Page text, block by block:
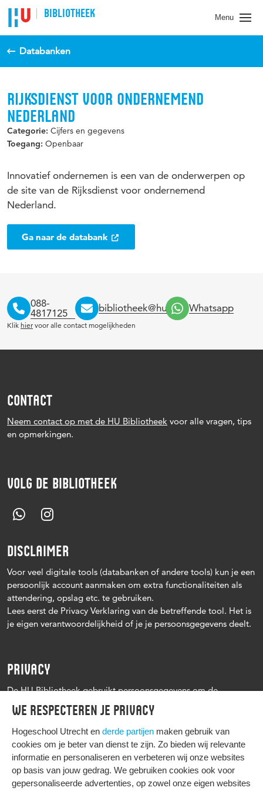
We respecteren je privacy
Hogeschool Utrecht en derde partijen maken gebruik van
cookies om je beter van dienst te zijn. Zo bieden wij relevante
informatie en personaliseren en verbeteren wij onze websites
op basis van jouw gedrag. We gebruiken cookies ook voor
gepersonaliseerde advertenties, op zowel onze eigen websites
BIBLIOTHEEK Menu
Databanken
RIJKSDIENST VOOR ONDERNEMEND
NEDERLAND
Categorie: Cijfers en gegevens
Toegang: Openbaar
Innovatief ondernemen is een van de onderwerpen op
de site van de Rijksdienst voor ondernemend
Nederland.
Ga naar de databank
088-
4817125
bibliotheek@hu.nl Whatsapp
Klik hier voor alle contact mogelijkheden
CONTACT
Neem contact op met de HU Bibliotheek voor alle vragen, tips
en opmerkingen.
VOLG DE BIBLIOTHEEK
DISCLAIMER
Voor veel digitale tools (databanken of andere tools) kun je een
persoonlijk account aanmaken om extra functionaliteiten als
attendering, opslag etc. te gebruiken.
Lees eerst de Privacy Verklaring van de betreffende tool. Het is
je eigen verantwoordelijkheid of je je persoonsgegevens deelt.
PRIVACY
De HU Bibliotheek gebruikt persoonsgegevens om de
leenprocedure te kunnen uitvoeren, onder andere voor het
versturen van herinneringen en informatie over reserveringen.
Zie verder het Privacy statement Hogeschool Utrecht